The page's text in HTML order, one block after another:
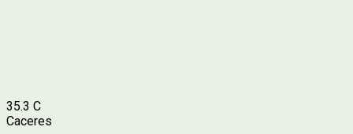
35.3 C
Caceres